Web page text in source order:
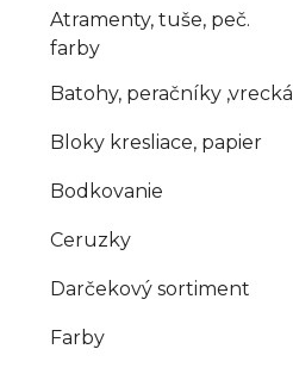
Atramenty, tuše, peč.
farby
Batohy, peračníky ,vrecká
Bloky kresliace, papier
Bodkovanie
Ceruzky
Darčekový sortiment
Farby